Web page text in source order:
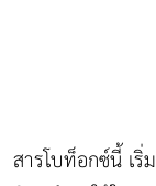
สารโบท็อกซ์นี้ เริ่